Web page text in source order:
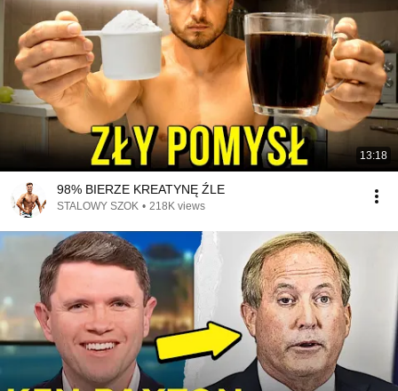
13:18
98% BIERZE KREATYNĘ ŹLE
STALOWY SZOK • 218K views